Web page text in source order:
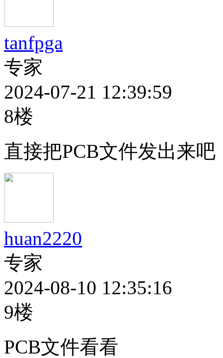
tanfpga
专家
2024-07-21 12:39:59
8楼
直接把PCB文件发出来吧
huan2220
专家
2024-08-10 12:35:16
9楼
PCB文件看看